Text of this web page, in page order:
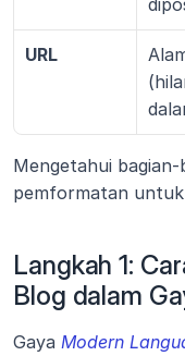
URL
Mengetahui
pemformatan
Langkah 1:
Blog dalam
Gaya Modern